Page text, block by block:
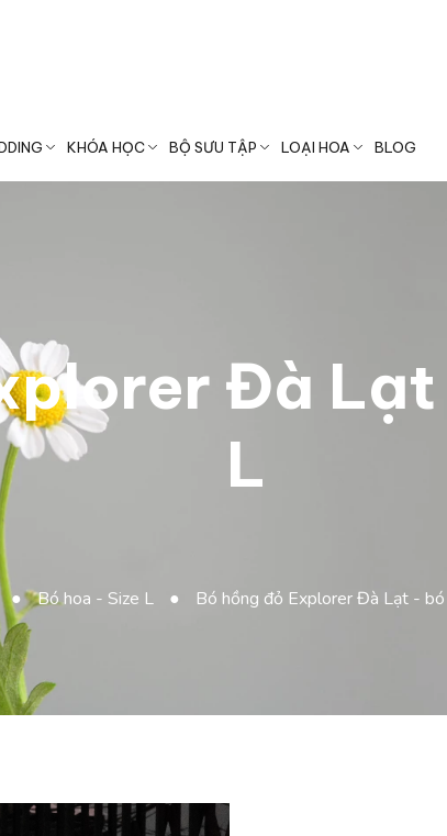
KHÓA HỌC BỘ SƯU TẬP LOẠI HOA BLOG
Đà
L
● Bó hoa - Size L ● Bó hồng đỏ Explorer Đà Lạt -